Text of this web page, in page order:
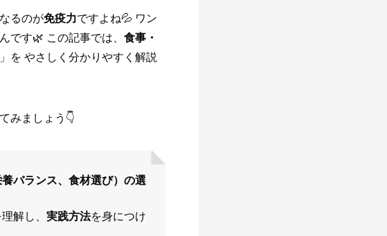
るのが免疫力ですよね💦 ワン
です🌿 この記事では、 食事・
を やさしく分かりやすく解説
みましょう👇
バランス、食材選び）の選
解し、 実践方法を身につけ